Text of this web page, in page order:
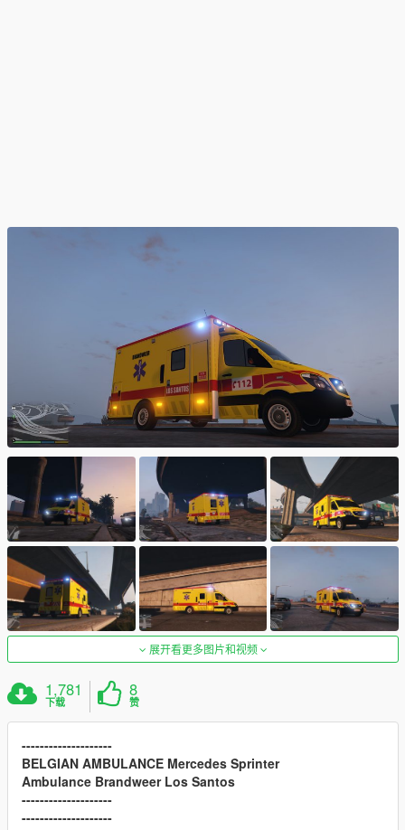
展开看更多图片和视频
1,781
下载
8
赞
--------------------
BELGIAN AMBULANCE Mercedes Sprinter
Ambulance Brandweer Los Santos
--------------------
--------------------